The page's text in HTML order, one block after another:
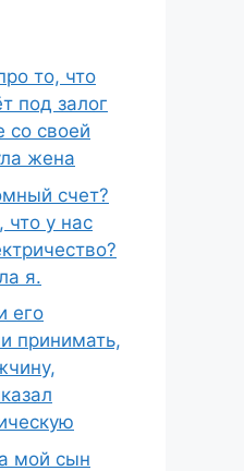
то, что
под залог
своей
жена
счет?
что у нас
я.
его
принимать,
мой сын